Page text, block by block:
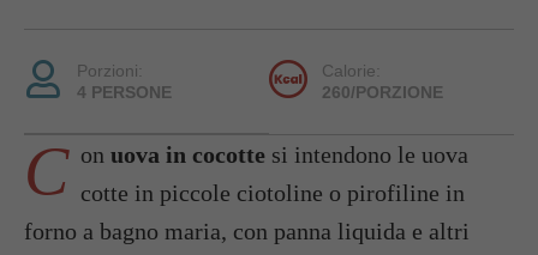
Porzioni:
4 PERSONE
Calorie:
260/PORZIONE
C on uova in cocotte si intendono le uova
cotte in piccole ciotoline o pirofiline in
forno a bagno maria, con panna liquida e altri